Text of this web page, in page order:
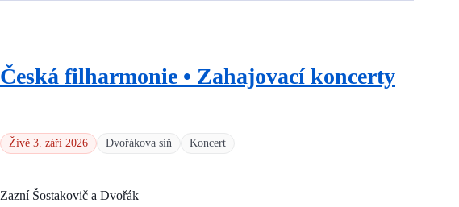
Živě 3. září 2026 Dvořákova síň Koncert
Česká filharmonie • Zahajovací koncerty
Zazní Šostakovič a Dvořák